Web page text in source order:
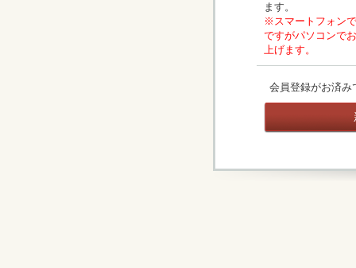
ます。
※スマートフォン
ですがパソコンで
上げます。
会員登録がお済み